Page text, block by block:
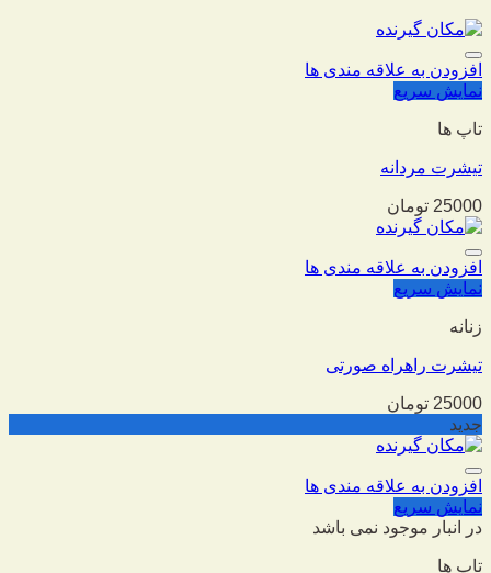
افزودن به علاقه مندی ها
نمایش سریع
تاپ ها
تیشرت مردانه
25000 تومان
افزودن به علاقه مندی ها
نمایش سریع
زنانه
تیشرت راهراه صورتی
25000 تومان
جدید
افزودن به علاقه مندی ها
نمایش سریع
در انبار موجود نمی باشد
تاپ ها